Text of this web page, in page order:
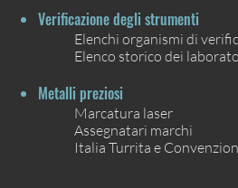
Verificazione degli strumenti
Elenchi organismi di
Elenco storico dei
Metalli preziosi
Marcatura laser
Assegnatari marchi
Italia Turrita e